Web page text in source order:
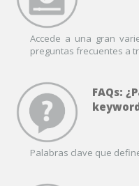
Accede a una gran
preguntas frecuentes a
FAQs:
Palabras clave que